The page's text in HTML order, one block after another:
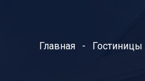
Главная Гостиницы